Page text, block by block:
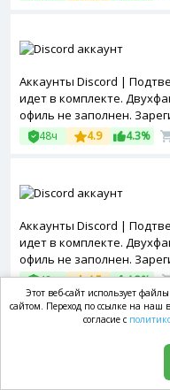
Аккаунты Discord |
идет в комплекте.
офиль не заполнен.
48ч 4.9 4.3%
Аккаунты Discord |
идет в комплекте.
офиль не заполнен.
48ч 4.5 4.3%
Аккаунты Discord |
идет в комплекте.
Этот веб-сайт использует
сайтом. Переход по ссылке на наш
согласие с